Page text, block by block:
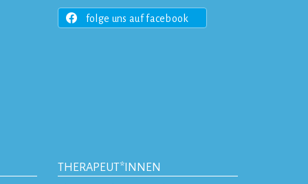
folge uns auf facebook
THERAPEUT*INNEN